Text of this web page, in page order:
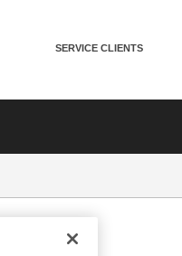
SERVICE CLIENTS